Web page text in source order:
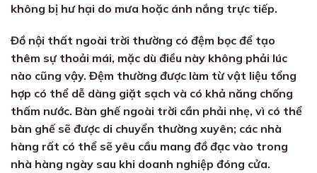
không bị hư hại do mưa hoặc ánh nắng trực tiếp.
Đồ nội thất ngoài trời thường có đệm bọc để tạo
thêm sự thoải mái, mặc dù điều này không phải lúc
nào cũng vậy. Đệm thường được làm từ vật liệu tổng
hợp có thể dễ dàng giặt sạch và có khả năng chống
thấm nước. Bàn ghế ngoài trời cần phải nhẹ, vì có thể
bàn ghế sẽ được di chuyển thường xuyên; các nhà
hàng rất có thể sẽ yêu cầu mang đồ đạc vào trong
nhà hàng ngày sau khi doanh nghiệp đóng cửa.